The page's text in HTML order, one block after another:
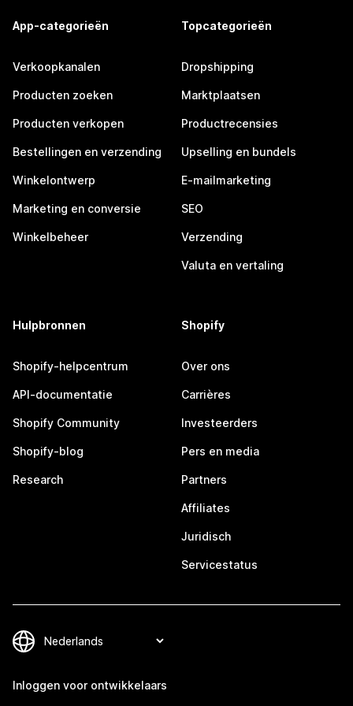
App-categorieën
Verkoopkanalen
Producten zoeken
Producten verkopen
Bestellingen en verzending
Winkelontwerp
Marketing en conversie
Winkelbeheer
Topcategorieën
Dropshipping
Marktplaatsen
Productrecensies
Upselling en bundels
E-mailmarketing
SEO
Verzending
Valuta en vertaling
Hulpbronnen
Shopify-helpcentrum
API-documentatie
Shopify Community
Shopify-blog
Research
Shopify
Over ons
Carrières
Investeerders
Pers en media
Partners
Affiliates
Juridisch
Servicestatus
Inloggen voor ontwikkelaars